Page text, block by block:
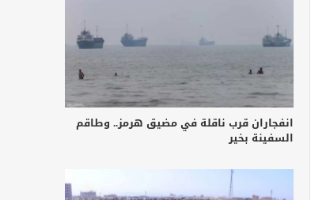
انفجاران قرب ناقلة في مضيق هرمز.. وطاقم
السفينة بخير